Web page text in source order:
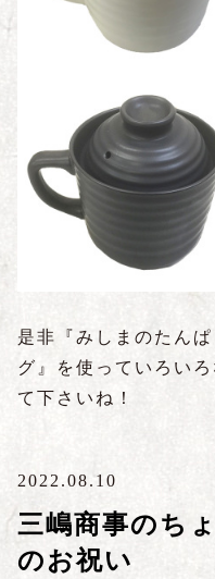
是非『みしまのたん
グ』を使っていろい
て下さいね！
2022.08.10
三嶋商事のち
のお祝い